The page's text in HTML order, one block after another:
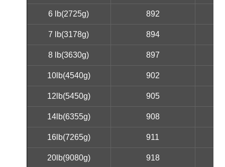
6 lb(2725g) 892
7 lb(3178g) 894
8 lb(3630g) 897
10lb(4540g) 902
12lb(5450g) 905
14lb(6355g) 908
16lb(7265g) 911
20lb(9080g) 918